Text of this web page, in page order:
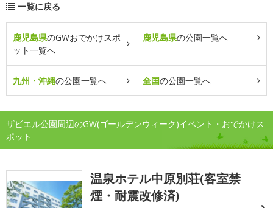
一覧に戻る
鹿児島県のGWおでかけスポ
ット一覧へ
鹿児島県の公園一覧へ
九州・沖縄の公園一覧へ 全国の公園一覧へ
ザビエル公園周辺のGW(ゴールデンウィーク)イベント・おでかけス
ポット
温泉ホテル中原別荘(客室禁
煙・耐震改修済)